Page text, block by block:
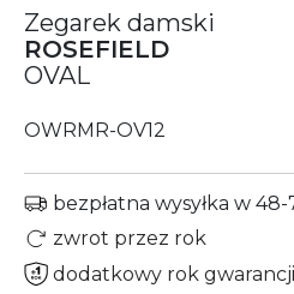
Zegarek damski
ROSEFIELD
OVAL
OWRMR-OV12
bezpłatna wysyłka w
zwrot przez rok
dodatkowy rok gwarancji